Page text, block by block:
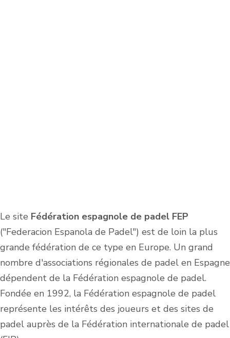
Le site Fédération espagnole de padel FEP
("Federacion Espanola de Padel") est de loin la plus
grande fédération de ce type en Europe. Un grand
nombre d'associations régionales de padel en Espagne
dépendent de la Fédération espagnole de padel.
Fondée en 1992, la Fédération espagnole de padel
représente les intérêts des joueurs et des sites de
padel auprès de la Fédération internationale de padel